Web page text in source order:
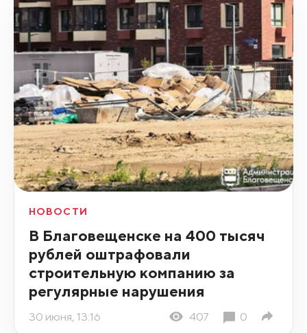
НОВОСТИ
В Благовещенске на 400 тысяч
рублей оштрафовали
строительную компанию за
регулярные нарушения
30 июня, 13:16 407 0